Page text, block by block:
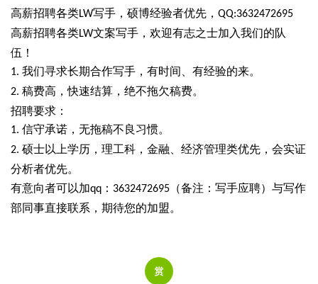
高薪招聘各类LW写手 ，硕博经验者优先， QQ:3632472695
高薪招聘各类LW文案写手 ，欢迎有志之士加入我们的队
伍！
1. 我们寻求长期合作写手 ，有时间、有经验的来。
2. 稿费高，快速结算，绝不拖欠稿费。
招聘要求：
1. 信守承诺，无拖稿不良习惯。
2. 硕士以上学历，理工科，金融、经济管理类优先，会实证
分析者优先。
有意向者可以加qq ： 3632472695 （备注：写手应聘）与写作
部同事直接联系，期待您的加盟。